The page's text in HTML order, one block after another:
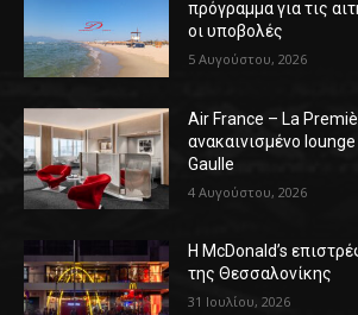
πρόγραμμα για τις
οι υποβολές
5 Αυγούστου, 2026
Air France – La
ανακαινισμένο
Gaulle
4 Αυγούστου, 2026
Η McDonald’s
της Θεσσαλονίκης
31 Ιουλίου, 2026